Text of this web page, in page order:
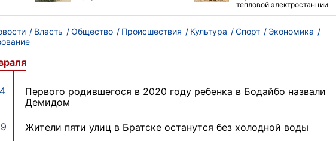
тепловой электростанции
Власть Общество Происшествия Культура Спорт
Экономика
Первого родившегося в 2020 году ребенка в Бодайбо назвали
Демидом
Жители пяти улиц в Братске останутся без холодной воды